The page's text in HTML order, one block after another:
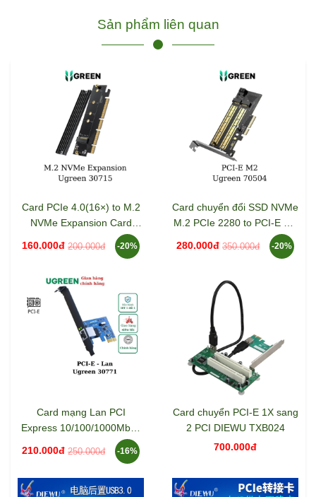
Sản phẩm liên quan
Card PCIe 4.0(16×) to M.2
NVMe Expansion Card
160.000đ 200.000đ -20%
Card chuyển đổi SSD NVMe
M.2 PCIe 2280 to PCI-E 3.0
4X Ugreen 70504
280.000đ 350.000đ -20%
Card mạng Lan PCI
Express 10/100/1000Mbps
210.000đ 250.000đ -16%
Card chuyển PCI-E 1X sang
2 PCI DIEWU TXB024
700.000đ